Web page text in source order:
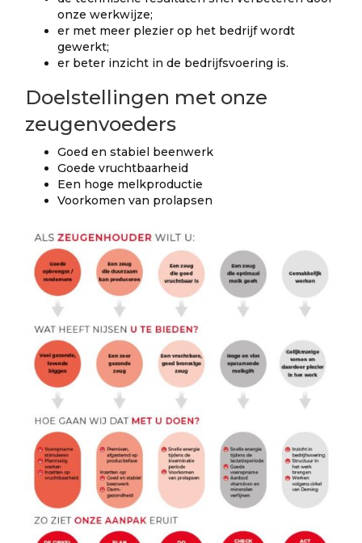
onze werkwijze;
er met meer plezier op het bedrijf wordt
gewerkt;
er beter inzicht in de bedrijfsvoering is.
Doelstellingen met onze
zeugenvoeders
Goed en stabiel beenwerk
Goede vruchtbaarheid
Een hoge melkproductie
Voorkomen van prolapsen